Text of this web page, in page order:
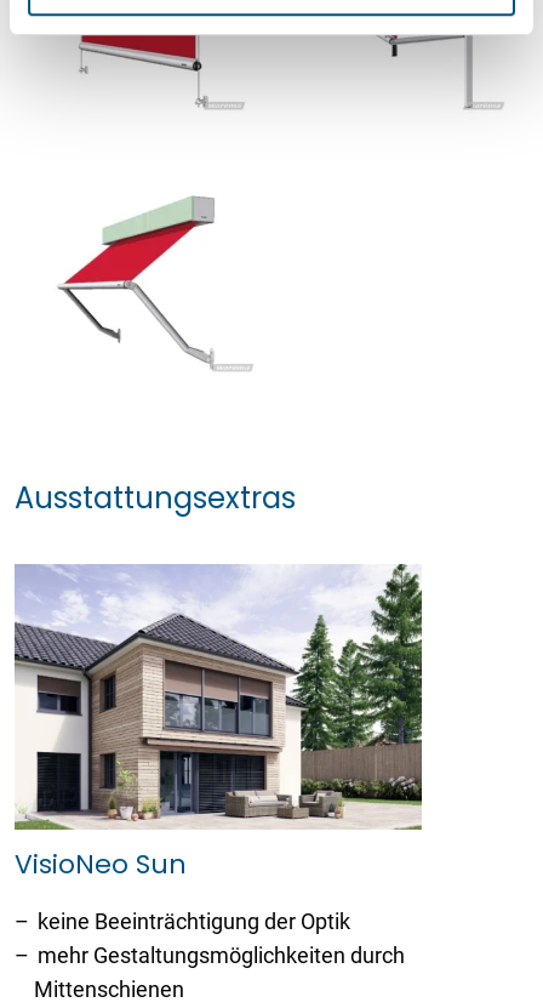
Ausstattungsextras
VisioNeo Sun
keine Beeinträchtigung der Optik
mehr Gestaltungsmöglichkeiten durch
Mittenschienen